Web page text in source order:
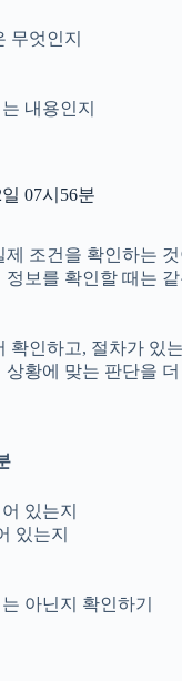
무엇인지
내용인지
07시56분
조건을 확인하는
보를 확인할 때는
인하고, 절차가 있
황에 맞는 판단을
있는지
있는지
아닌지 확인하기